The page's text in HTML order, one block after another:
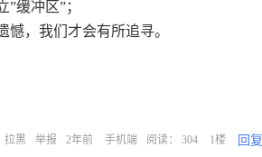
缓冲区”；
憾，我们才会有所追寻。
拉黑 举报 2年前 手机端 阅读： 304 1楼 回复